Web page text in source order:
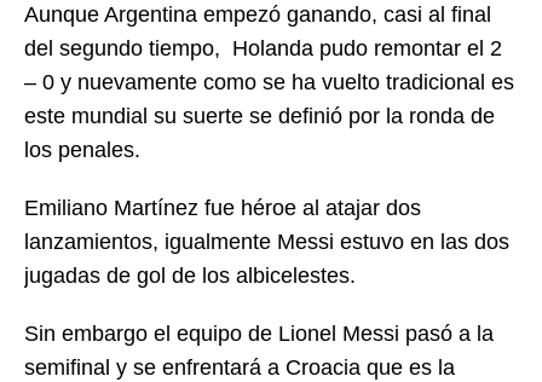
Aunque Argentina empezó ganando, casi al final
del segundo tiempo, Holanda pudo remontar el 2
– 0 y nuevamente como se ha vuelto tradicional es
este mundial su suerte se definió por la ronda de
los penales.
Emiliano Martínez fue héroe al atajar dos
lanzamientos, igualmente Messi estuvo en las dos
jugadas de gol de los albicelestes.
Sin embargo el equipo de Lionel Messi pasó a la
semifinal y se enfrentará a Croacia que es la